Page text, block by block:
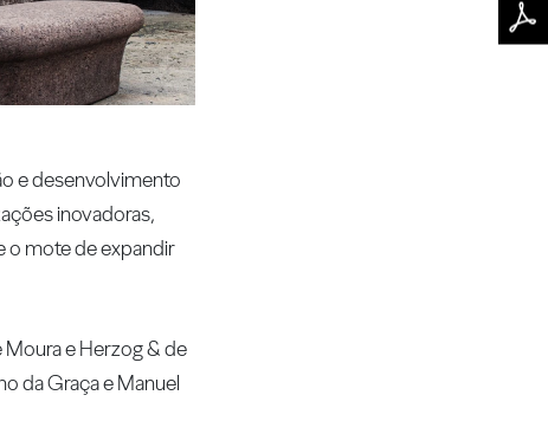
e desenvolvimento
inovadoras,
o mote de expandir
e Herzog & de
da Graça e Manuel